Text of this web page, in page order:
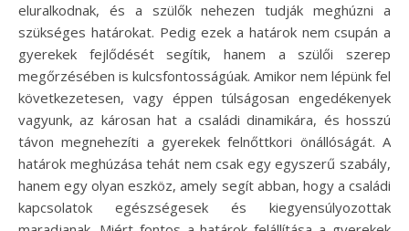
eluralkodnak, és a szülők nehezen tudják meghúzni a
szükséges határokat. Pedig ezek a határok nem csupán a
gyerekek fejlődését segítik, hanem a szülői szerep
megőrzésében is kulcsfontosságúak. Amikor nem lépünk fel
következetesen, vagy éppen túlságosan engedékenyek
vagyunk, az károsan hat a családi dinamikára, és hosszú
távon megnehezíti a gyerekek felnőttkori önállóságát. A
határok meghúzása tehát nem csak egy egyszerű szabály,
hanem egy olyan eszköz, amely segít abban, hogy a családi
kapcsolatok egészségesek és kiegyensúlyozottak